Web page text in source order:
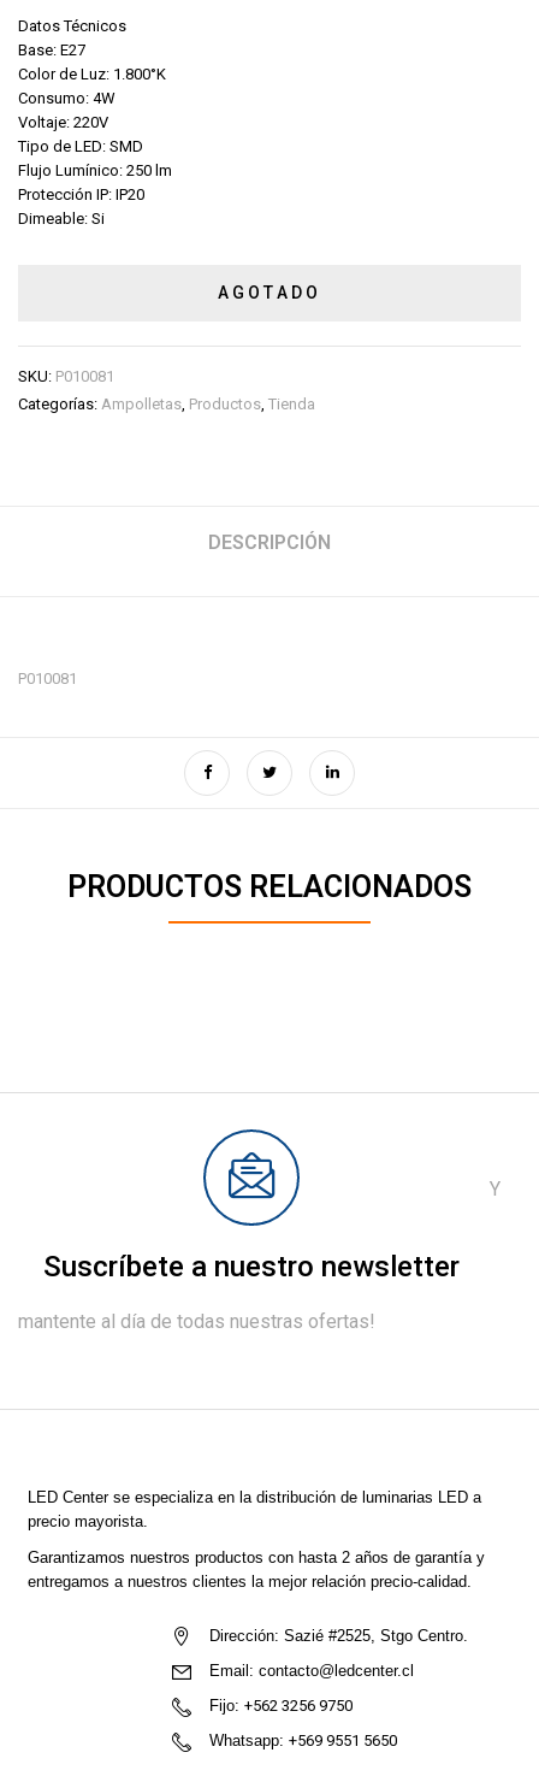
Datos Técnicos
Base: E27
Color de Luz: 1.800°K
Consumo: 4W
Voltaje: 220V
Tipo de LED: SMD
Flujo Lumínico: 250 lm
Protección IP: IP20
Dimeable: Si
AGOTADO
SKU: P010081
Categorías: Ampolletas, Productos, Tienda
DESCRIPCIÓN
P010081
PRODUCTOS RELACIONADOS
Suscríbete a nuestro newsletter
Y
mantente al día de todas nuestras ofertas!
LED Centerse especializa en la distribución de luminarias LED a
precio mayorista.
Garantizamos nuestros productos con hasta 2 años de garantía y
entregamos a nuestros clientes la mejor relación precio-calidad.
Dirección: Sazié #2525, Stgo Centro.
Email: contacto@ledcenter.cl
Fijo: +562 3256 9750
Whatsapp: +569 9551 5650